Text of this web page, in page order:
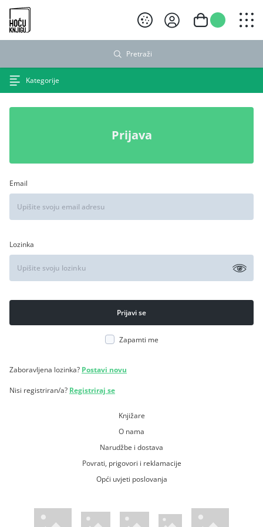
Hoću knjigu crni logo
Pretraži
Kategorije
Prijava
Email
Lozinka
Zapamti me
Zaboravljena lozinka? Postavi novu
Nisi registriran/a? Registriraj se
Knjižare
O nama
Narudžbe i dostava
Povrati, prigovori i reklamacije
Opći uvjeti poslovanja
WsPay web stranicaMaestro web stranicaMastercard web stranicaAmerican Express web stranica
Visa web stranica